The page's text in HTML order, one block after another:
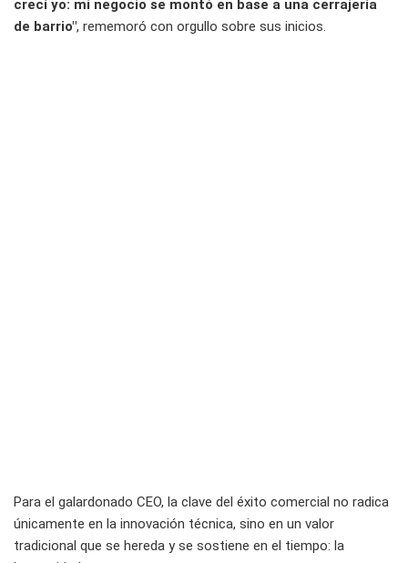
crecí yo: mi negocio se montó en base a una cerrajería
de barrio", rememoró con orgullo sobre sus inicios.
Para el galardonado CEO, la clave del éxito comercial no radica
únicamente en la innovación técnica, sino en un valor
tradicional que se hereda y se sostiene en el tiempo: la